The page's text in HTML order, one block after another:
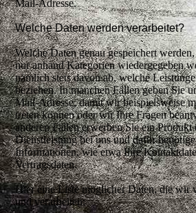
Mail-Adresse.
Welche Daten werden verarbeitet?
Welche Daten genau gespeichert
nur anhand Kategorien wiedergegeben
nämlich stets davon ab, welche
beziehen. In manchen Fällen geben Sie
Mail-Adresse, damit wir beispielsweise
treten können oder wir Ihre Fragen
anderen Fällen erwerben Sie ein Produkt
Dienstleistung bei uns und dafür
Informationen, wie etwa Ihre
Vertragsdaten.
Hier eine Liste möglicher Daten, die wir
und verarbeiten: